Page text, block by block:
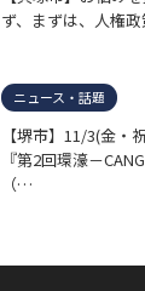
ず、まずは、人権
ニュース・話題
【堺市】11/3(金・
『第2回環濠－
（…